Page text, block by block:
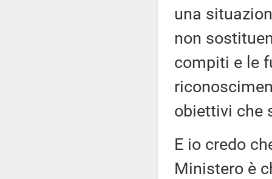
una
non
compiti e le
obiettivi che
E io credo
Ministero è